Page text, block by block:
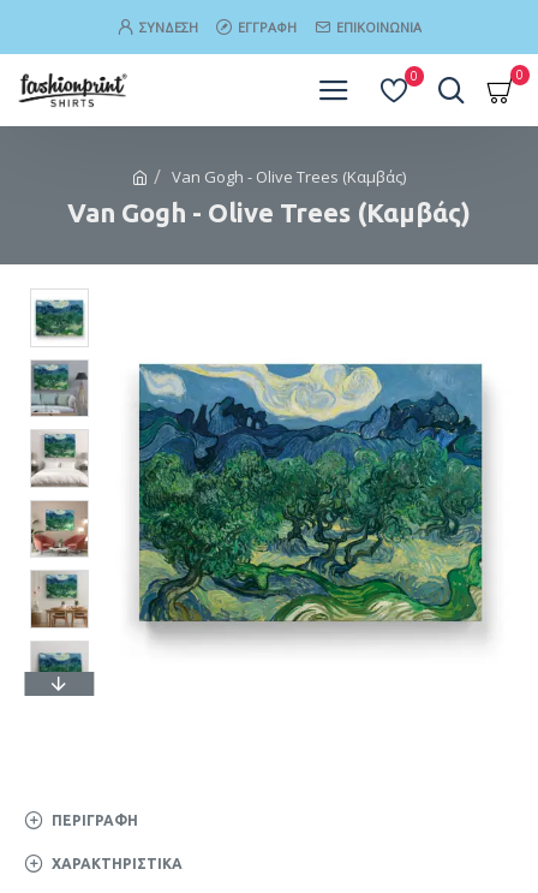
ΣΎΝΔΕΣΗ ΕΓΓΡΑΦΉ ΕΠΙΚΟΙΝΩΝΊΑ
0 0
Van Gogh - Olive Trees (Καμβάς)
Van Gogh - Olive Trees (Καμβάς)
ΠΕΡΙΓΡΑΦΉ
ΧΑΡΑΚΤΗΡΙΣΤΙΚΆ